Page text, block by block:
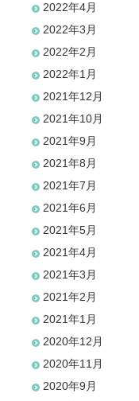
2022年4月
2022年3月
2022年2月
2022年1月
2021年12月
2021年10月
2021年9月
2021年8月
2021年7月
2021年6月
2021年5月
2021年4月
2021年3月
2021年2月
2021年1月
2020年12月
2020年11月
2020年9月